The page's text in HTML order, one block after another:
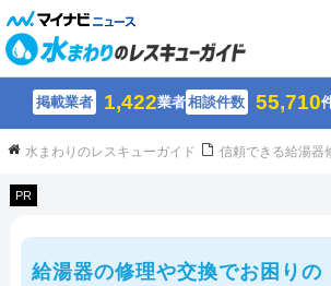
掲載業者 1,422業者相談件数 55,710
水まわりのレスキューガイド 信頼できる給湯器
PR
給湯器の修理や交換でお困りの